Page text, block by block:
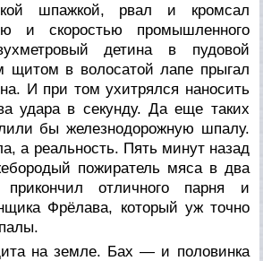
шпажкой, рвал и кромсал
и скоростью промышленного
детина в пудовой
щитом в волосатой лапе прыгал
И при том ухитрялся наносить
удара в секунду. Да еще таких
бы железнодорожную шпалу.
а реальность. Пять минут назад
пожиратель мяса в два
отличного парня и
Фрёлава, который уж точно
на земле. Бах — и половинка